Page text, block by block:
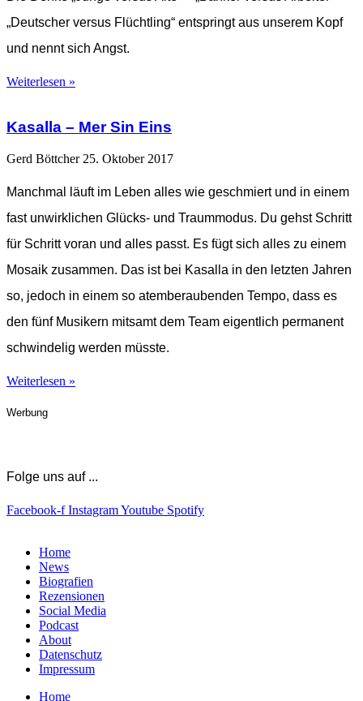
„Deutscher versus Flüchtling“ entspringt aus unserem Kopf
und nennt sich Angst.
Weiterlesen »
Kasalla – Mer Sin Eins
Gerd Böttcher 25. Oktober 2017
Manchmal läuft im Leben alles wie geschmiert und in einem
fast unwirklichen Glücks- und Traummodus. Du gehst Schritt
für Schritt voran und alles passt. Es fügt sich alles zu einem
Mosaik zusammen. Das ist bei Kasalla in den letzten Jahren
so, jedoch in einem so atemberaubenden Tempo, dass es
den fünf Musikern mitsamt dem Team eigentlich permanent
schwindelig werden müsste.
Weiterlesen »
Werbung
Folge uns auf ...
Facebook-f InstagramYoutube Spotify
Home
News
Biografien
Rezensionen
Social Media
Podcast
About
Datenschutz
Impressum
Home